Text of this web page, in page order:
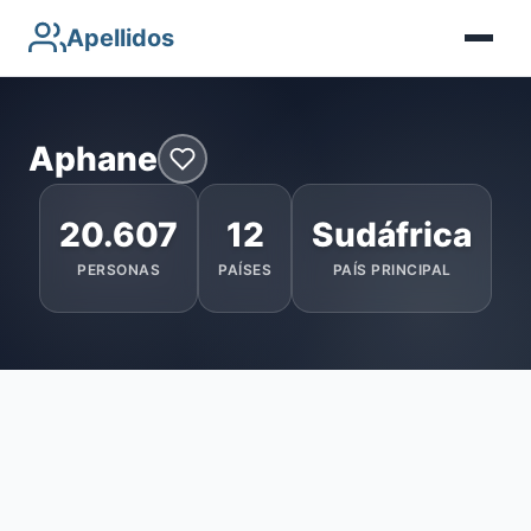
Apellidos
Aphane
20.607
PERSONAS
12
PAÍSES
Sudáfrica
PAÍS PRINCIPAL